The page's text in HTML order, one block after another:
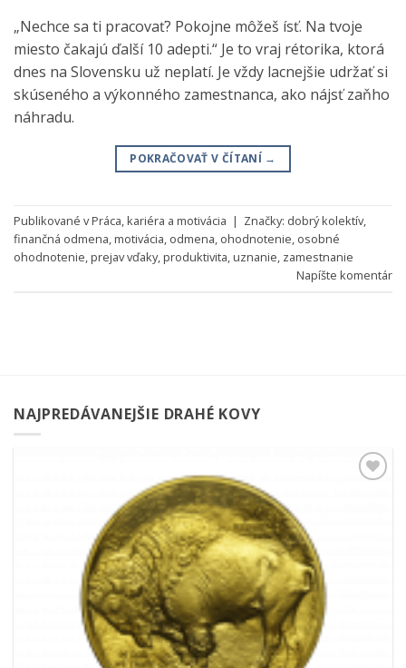
„Nechce sa ti pracovať? Pokojne môžeš ísť. Na tvoje
miesto čakajú ďalší 10 adepti.“ Je to vraj rétorika, ktorá
dnes na Slovensku už neplatí. Je vždy lacnejšie udržať si
skúseného a výkonného zamestnanca, ako nájsť zaňho
náhradu.
POKRAČOVAŤ V ČÍTANÍ →
Publikované vPráca, kariéra a motivácia | Značky: dobrý kolektív,
finančná odmena,motivácia, odmena, ohodnotenie, osobné
ohodnotenie,prejav vďaky,produktivita,uznanie, zamestnanie
Napíšte komentár
NAJPREDÁVANEJŠIE DRAHÉ KOVY